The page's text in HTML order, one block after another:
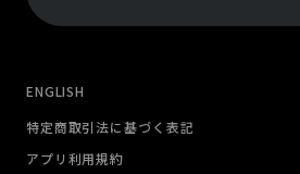
ENGLISH
特定商取引法に基づく表記
アプリ利用規約